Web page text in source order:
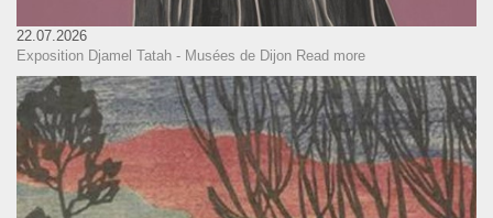
22.07.2026
Exposition Djamel Tatah - Musées de Dijon Read more